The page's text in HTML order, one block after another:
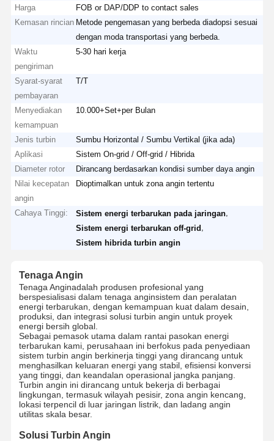
Harga
FOB or DAP/DDP to contact sales
Kemasan rincian Metode pengemasan yang berbeda diadopsi sesuai
dengan moda transportasi yang berbeda.
Waktu
pengiriman
5-30 hari kerja
Syarat-syarat
pembayaran
T/T
Menyediakan
kemampuan
10.000+Set+per Bulan
Jenis turbin
Sumbu Horizontal / Sumbu Vertikal (jika ada)
Aplikasi
Sistem On-grid / Off-grid / Hibrida
Diameter rotor
Dirancang berdasarkan kondisi sumber daya angin
Nilai kecepatan
angin
Dioptimalkan untuk zona angin tertentu
Cahaya Tinggi: Sistem energi terbarukan pada jaringan
Sistem energi terbarukan off-grid
Sistem hibrida turbin angin
Tenaga Angin
Tenaga Anginadalah produsen profesional yang
berspesialisasi dalam tenaga anginsistem dan peralatan
energi terbarukan, dengan kemampuan kuat dalam desain,
produksi, dan integrasi solusi turbin angin untuk proyek
energi bersih global.
Sebagai pemasok utama dalam rantai pasokan energi
terbarukan kami, perusahaan ini berfokus pada penyediaan
sistem turbin angin berkinerja tinggi yang dirancang untuk
menghasilkan keluaran energi yang stabil, efisiensi konversi
yang tinggi, dan keandalan operasional jangka panjang.
Turbin angin ini dirancang untuk bekerja di berbagai
lingkungan, termasuk wilayah pesisir, zona angin kencang,
lokasi terpencil di luar jaringan listrik, dan ladang angin
utilitas skala besar.
Solusi Turbin Angin